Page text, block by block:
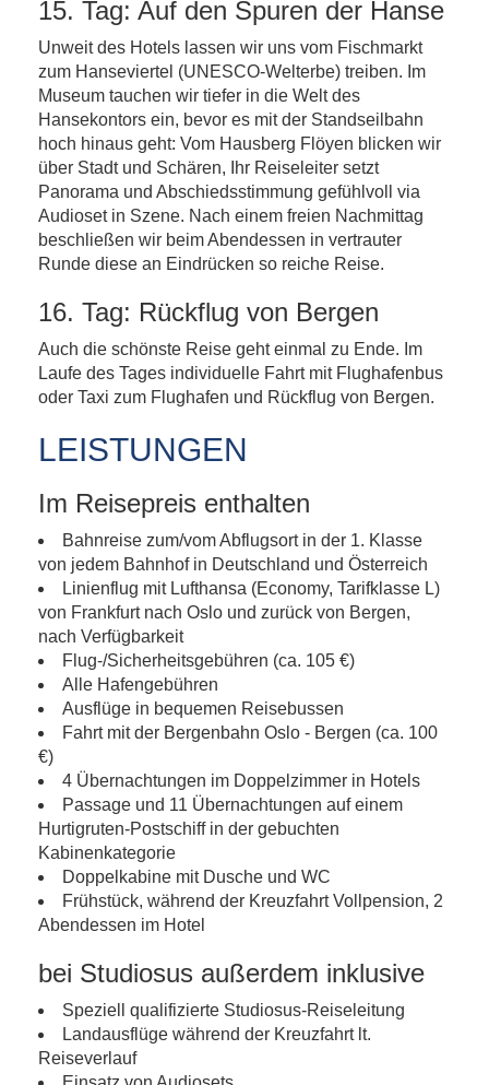
15. Tag: Auf den Spuren der Hanse
Unweit des Hotels lassen wir uns vom Fischmarkt
zum Hanseviertel (UNESCO-Welterbe) treiben. Im
Museum tauchen wir tiefer in die Welt des
Hansekontors ein, bevor es mit der Standseilbahn
hoch hinaus geht: Vom Hausberg Flöyen blicken wir
über Stadt und Schären, Ihr Reiseleiter setzt
Panorama und Abschiedsstimmung gefühlvoll via
Audioset in Szene. Nach einem freien Nachmittag
beschließen wir beim Abendessen in vertrauter
Runde diese an Eindrücken so reiche Reise.
16. Tag: Rückflug von Bergen
Auch die schönste Reise geht einmal zu Ende. Im
Laufe des Tages individuelle Fahrt mit Flughafenbus
oder Taxi zum Flughafen und Rückflug von Bergen.
LEISTUNGEN
Im Reisepreis enthalten
Bahnreise zum/vom Abflugsort in der 1. Klasse
von jedem Bahnhof in Deutschland und Österreich
Linienflug mit Lufthansa (Economy, Tarifklasse L)
von Frankfurt nach Oslo und zurück von Bergen,
nach Verfügbarkeit
Flug-/Sicherheitsgebühren (ca. 105 €)
Alle Hafengebühren
Ausflüge in bequemen Reisebussen
Fahrt mit der Bergenbahn Oslo - Bergen (ca. 100
€)
4 Übernachtungen im Doppelzimmer in Hotels
Passage und 11 Übernachtungen auf einem
Hurtigruten-Postschiff in der gebuchten
Kabinenkategorie
Doppelkabine mit Dusche und WC
Frühstück, während der Kreuzfahrt Vollpension, 2
Abendessen im Hotel
bei Studiosus außerdem inklusive
Speziell qualifizierte Studiosus-Reiseleitung
Landausflüge während der Kreuzfahrt lt.
Reiseverlauf